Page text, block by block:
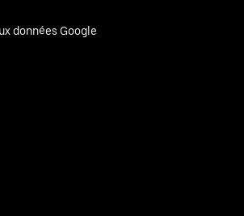
données Google